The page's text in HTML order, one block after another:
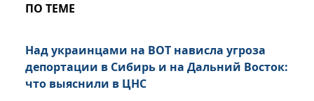
ПО ТЕМЕ
Над украинцами на ВОТ нависла угроза
депортации в Сибирь и на Дальний Восток:
что выяснили в ЦНС